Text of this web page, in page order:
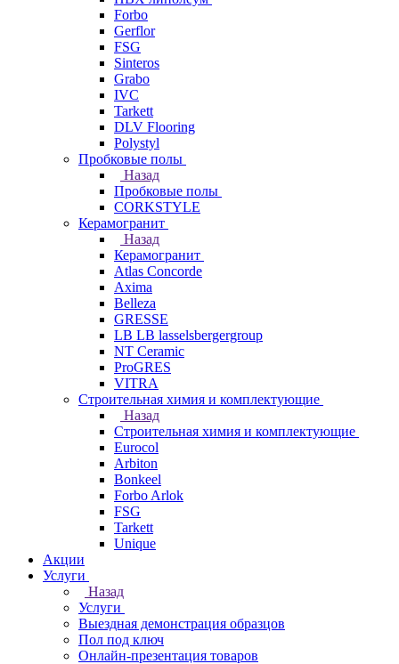
Forbo
Gerflor
FSG
Sinteros
Grabo
IVC
Tarkett
DLV Flooring
Polystyl
Пробковые полы
Назад
Пробковые полы
CORKSTYLE
Керамогранит
Назад
Керамогранит
Atlas Concorde
Axima
Belleza
GRESSE
LB LB lasselsbergergroup
NT Ceramic
ProGRES
VITRA
Строительная химия и комплектующие
Назад
Строительная химия и комплектующие
Eurocol
Arbiton
Bonkeel
Forbo Arlok
FSG
Tarkett
Unique
Акции
Услуги
Назад
Услуги
Выездная демонстрация образцов
Пол под ключ
Онлайн-презентация товаров